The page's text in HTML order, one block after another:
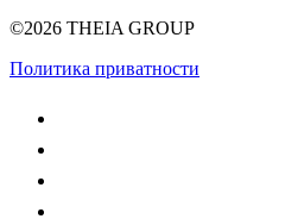
©2026 THEIA GROUP
Политика приватности